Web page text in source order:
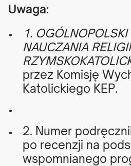
Uwaga:
1.
NAUCZANIA RELIGII
przez Komisję
Katolickiego KEP.
2. Numer
po recenzji na
wspomnianego